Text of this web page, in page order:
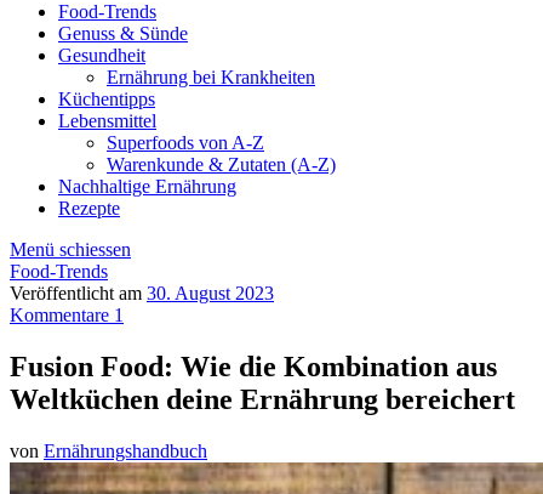
Food-Trends
Genuss & Sünde
Gesundheit
Ernährung bei Krankheiten
Küchentipps
Lebensmittel
Superfoods von A-Z
Warenkunde & Zutaten (A-Z)
Nachhaltige Ernährung
Rezepte
Menü schiessen
Food-Trends
Veröffentlicht am 30. August 2023
Kommentare 1
Fusion Food: Wie die Kombination aus
Weltküchen deine Ernährung bereichert
von Ernährungshandbuch